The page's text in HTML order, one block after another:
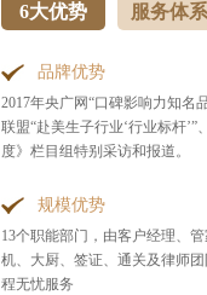
6大优势 服务体系
品牌优势
2017年央广网“口碑影响力知名
联盟“赴美生子行业‘行业标杆’”
度》栏目组特别采访和报道。
规模优势
13个职能部门，由客户经理、
机、大厨、签证、通关及律师
程无忧服务